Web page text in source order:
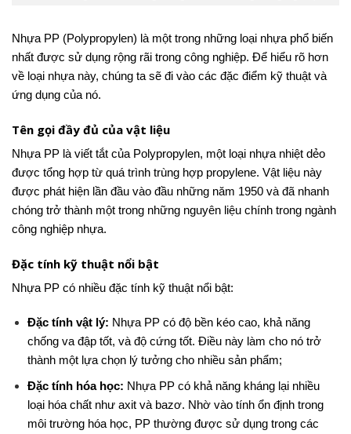
Nhựa PP (Polypropylen) là một trong những loại nhựa phổ biến
nhất được sử dụng rộng rãi trong công nghiệp. Để hiểu rõ hơn
về loại nhựa này, chúng ta sẽ đi vào các đặc điểm kỹ thuật và
ứng dụng của nó.
Tên gọi đầy đủ của vật liệu
Nhựa PP là viết tắt của Polypropylen, một loại nhựa nhiệt dẻo
được tổng hợp từ quá trình trùng hợp propylene. Vật liệu này
được phát hiện lần đầu vào đầu những năm 1950 và đã nhanh
chóng trở thành một trong những nguyên liệu chính trong ngành
công nghiệp nhựa.
Đặc tính kỹ thuật nổi bật
Nhựa PP có nhiều đặc tính kỹ thuật nổi bật:
Đặc tính vật lý: Nhựa PP có độ bền kéo cao, khả năng
chống va đập tốt, và độ cứng tốt. Điều này làm cho nó trở
thành một lựa chọn lý tưởng cho nhiều sản phẩm;
Đặc tính hóa học: Nhựa PP có khả năng kháng lại nhiều
loại hóa chất như axit và bazơ. Nhờ vào tính ổn định trong
môi trường hóa học, PP thường được sử dụng trong các